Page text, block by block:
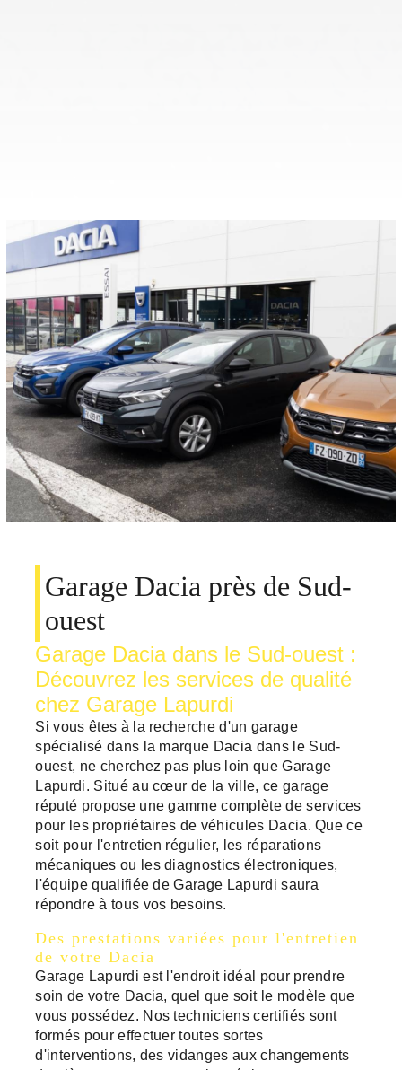
Garage Dacia près de Sud-
ouest
Garage Dacia dans le Sud-ouest :
Découvrez les services de qualité
chez Garage Lapurdi
Si vous êtes à la recherche d'un garage
spécialisé dans la marque Dacia dans le Sud-
ouest, ne cherchez pas plus loin que Garage
Lapurdi. Situé au cœur de la ville, ce garage
réputé propose une gamme complète de services
pour les propriétaires de véhicules Dacia. Que ce
soit pour l'entretien régulier, les réparations
mécaniques ou les diagnostics électroniques,
l'équipe qualifiée de Garage Lapurdi saura
répondre à tous vos besoins.
Des prestations variées pour l'entretien
de votre Dacia
Garage Lapurdi est l'endroit idéal pour prendre
soin de votre Dacia, quel que soit le modèle que
vous possédez. Nos techniciens certifiés sont
formés pour effectuer toutes sortes
d'interventions, des vidanges aux changements